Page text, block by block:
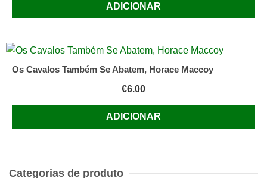
ADICIONAR
Os Cavalos Também Se Abatem, Horace Maccoy
€6.00
ADICIONAR
Categorias de produto